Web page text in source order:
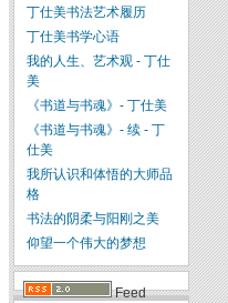
丁仕美书法艺术履历
丁仕美书学心语
我的人生、艺术观 - 丁仕
美
《书道与书魂》- 丁仕美
《书道与书魂》- 续 - 丁
仕美
我所认识和体悟的大师品
格
书法的阴柔与阳刚之美
仰望一个伟大的梦想
Feed